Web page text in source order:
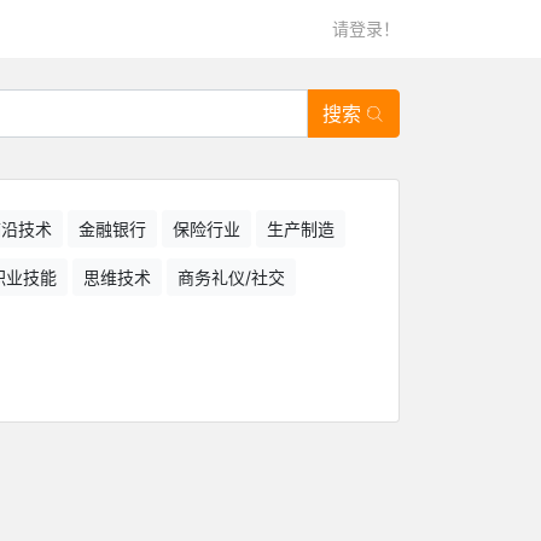
请登录！
搜索
技术 金融银行 保险行业 生产制造
业技能 思维技术 商务礼仪/社交